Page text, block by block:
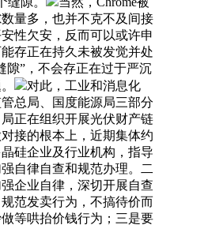
量多，也并不克不及间接
性欠安，反而可以或许申
存正在持久未被发觉并处
隙”，不会存正在过于严沉
对此，工业和消息化
总局、国度能源局三部分
正在组织开展光伏财产链
接的根本上，近期集体约
硅企业及行业机构，指导
自律自查和规范办理。二
企业自律，深切开展自查
范发卖行为，不搞待价而
等哄抬价钱行为；三是要